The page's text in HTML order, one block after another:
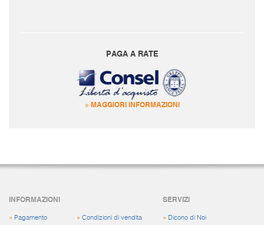
PAGA A RATE
» MAGGIORI INFORMAZIONI
INFORMAZIONI
» Pagamento
» Condizioni di vendita
SERVIZI
» Dicono di Noi